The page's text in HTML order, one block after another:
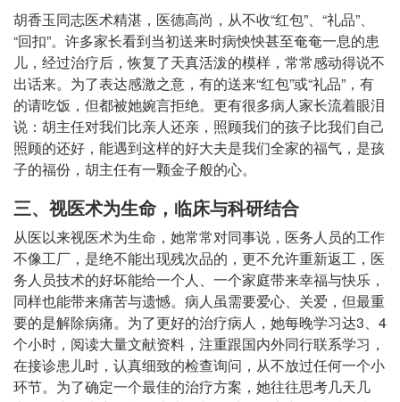
胡香玉同志医术精湛，医德高尚，从不收“红包”、“礼品”、
“回扣”。许多家长看到当初送来时病怏怏甚至奄奄一息的患
儿，经过治疗后，恢复了天真活泼的模样，常常感动得说不
出话来。为了表达感激之意，有的送来“红包”或“礼品”，有
的请吃饭，但都被她婉言拒绝。更有很多病人家长流着眼泪
说：胡主任对我们比亲人还亲，照顾我们的孩子比我们自己
照顾的还好，能遇到这样的好大夫是我们全家的福气，是孩
子的福份，胡主任有一颗金子般的心。
三、视医术为生命，临床与科研结合
从医以来视医术为生命，她常常对同事说，医务人员的工作
不像工厂，是绝不能出现残次品的，更不允许重新返工，医
务人员技术的好坏能给一个人、一个家庭带来幸福与快乐，
同样也能带来痛苦与遗憾。病人虽需要爱心、关爱，但最重
要的是解除病痛。为了更好的治疗病人，她每晚学习达3、4
个小时，阅读大量文献资料，注重跟国内外同行联系学习，
在接诊患儿时，认真细致的检查询问，从不放过任何一个小
环节。为了确定一个最佳的治疗方案，她往往思考几天几